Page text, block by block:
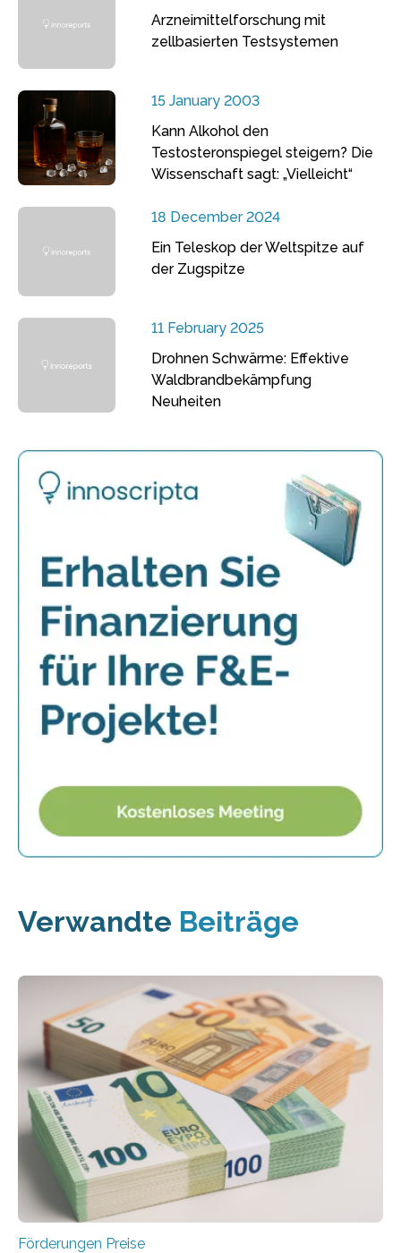
Arzneimittelforschung mit
zellbasierten Testsystemen
15 January 2003
Kann Alkohol den
Testosteronspiegel steigern? Die
Wissenschaft sagt: „Vielleicht“
18 December 2024
Ein Teleskop der Weltspitze auf
der Zugspitze
11 February 2025
Drohnen Schwärme: Effektive
Waldbrandbekämpfung
Neuheiten
Verwandte Beiträge
Förderungen Preise